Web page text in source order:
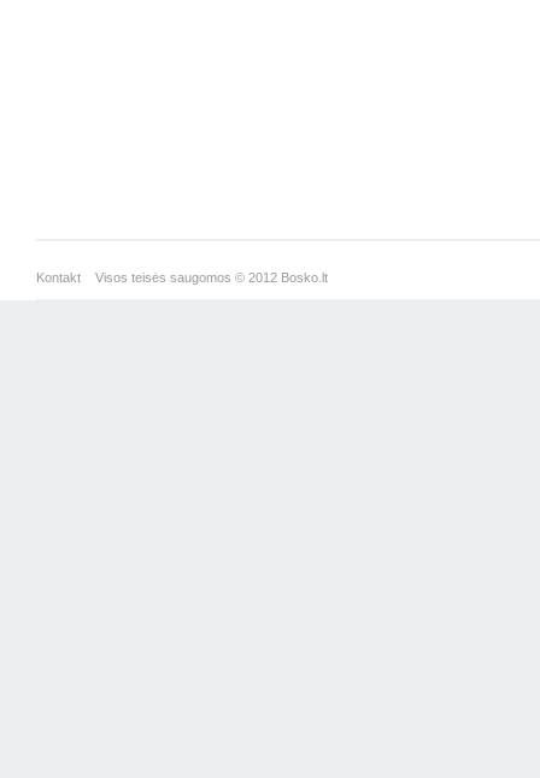
Kontakt Visos teisės saugomos © 2012 Bosko.lt